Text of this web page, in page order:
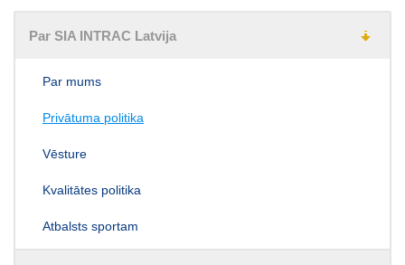
Par SIA INTRAC Latvija
Par mums
Privātuma politika
Vēsture
Kvalitātes politika
Atbalsts sportam